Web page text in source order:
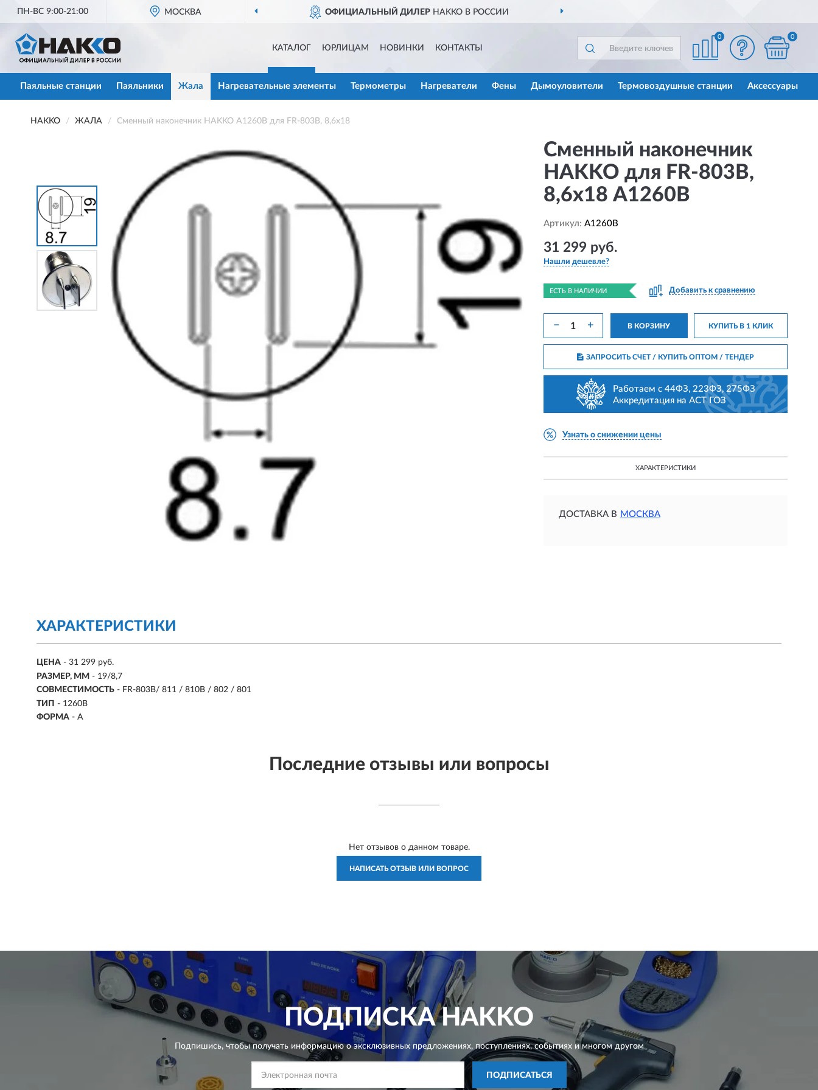
ПН-ВС 9:00-21:00 МОСКВА ОФИЦИАЛЬНЫЙ ДИЛЕРHAKKO В РОССИИ
КАТАЛОГ ЮРЛИЦАМ НОВИНКИ КОНТАКТЫ
0 0
Паяльные станции Паяльники Жала Нагревательные элементы Термометры Нагреватели Фены Дымоуловители Термовоздушные станции Аксессуары
HAKKO ЖАЛА Сменный наконечник HAKKO A1260B для FR-803B, 8,6х18
Сменный наконечник
HAKKO для FR-803B,
8,6х18 A1260B
Артикул: A1260B
31 299 руб.
Нашли дешевле?
ЕСТЬ В НАЛИЧИИ Добавить к сравнению
− + В КОРЗИНУ КУПИТЬ В 1 КЛИК
ЗАПРОСИТЬ СЧЕТ / КУПИТЬ ОПТОМ/ ТЕНДЕР
Работаем с 44ФЗ, 223ФЗ, 275ФЗ
Аккредитация на АСТ ГОЗ
Узнать о снижении цены
ХАРАКТЕРИСТИКИ
ДОСТАВКА В МОСКВА
ХАРАКТЕРИСТИКИ
ЦЕНА - 31 299 руб.
РАЗМЕР, ММ - 19/8,7
СОВМЕСТИМОСТЬ - FR-803B/ 811 / 810B / 802 / 801
ТИП - 1260B
ФОРМА - A
Последние отзывы или вопросы
Нет отзывов о данном товаре.
НАПИСАТЬ ОТЗЫВ ИЛИ ВОПРОС
ПОДПИСКАHAKKO
Подпишись, чтобы получать информацию о эксклюзивных предложениях,поступлениях, событиях и многом другом
ПОДПИСАТЬСЯ